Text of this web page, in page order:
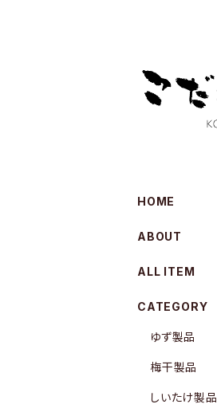
HOME
ABOUT
ALL ITEM
CATEGORY
ゆず製品
梅干製品
しいたけ製品